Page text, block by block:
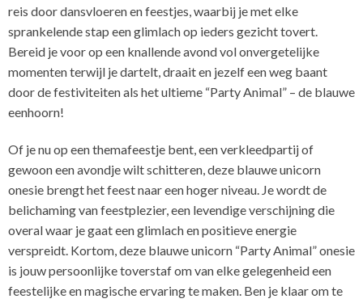
reis door dansvloeren en feestjes, waarbij je met elke
sprankelende stap een glimlach op ieders gezicht tovert.
Bereid je voor op een knallende avond vol onvergetelijke
momenten terwijl je dartelt, draait en jezelf een weg baant
door de festiviteiten als het ultieme “Party Animal” – de blauwe
eenhoorn!
Of je nu op een themafeestje bent, een verkleedpartij of
gewoon een avondje wilt schitteren, deze blauwe unicorn
onesie brengt het feest naar een hoger niveau. Je wordt de
belichaming van feestplezier, een levendige verschijning die
overal waar je gaat een glimlach en positieve energie
verspreidt. Kortom, deze blauwe unicorn “Party Animal” onesie
is jouw persoonlijke toverstaf om van elke gelegenheid een
feestelijke en magische ervaring te maken. Ben je klaar om te